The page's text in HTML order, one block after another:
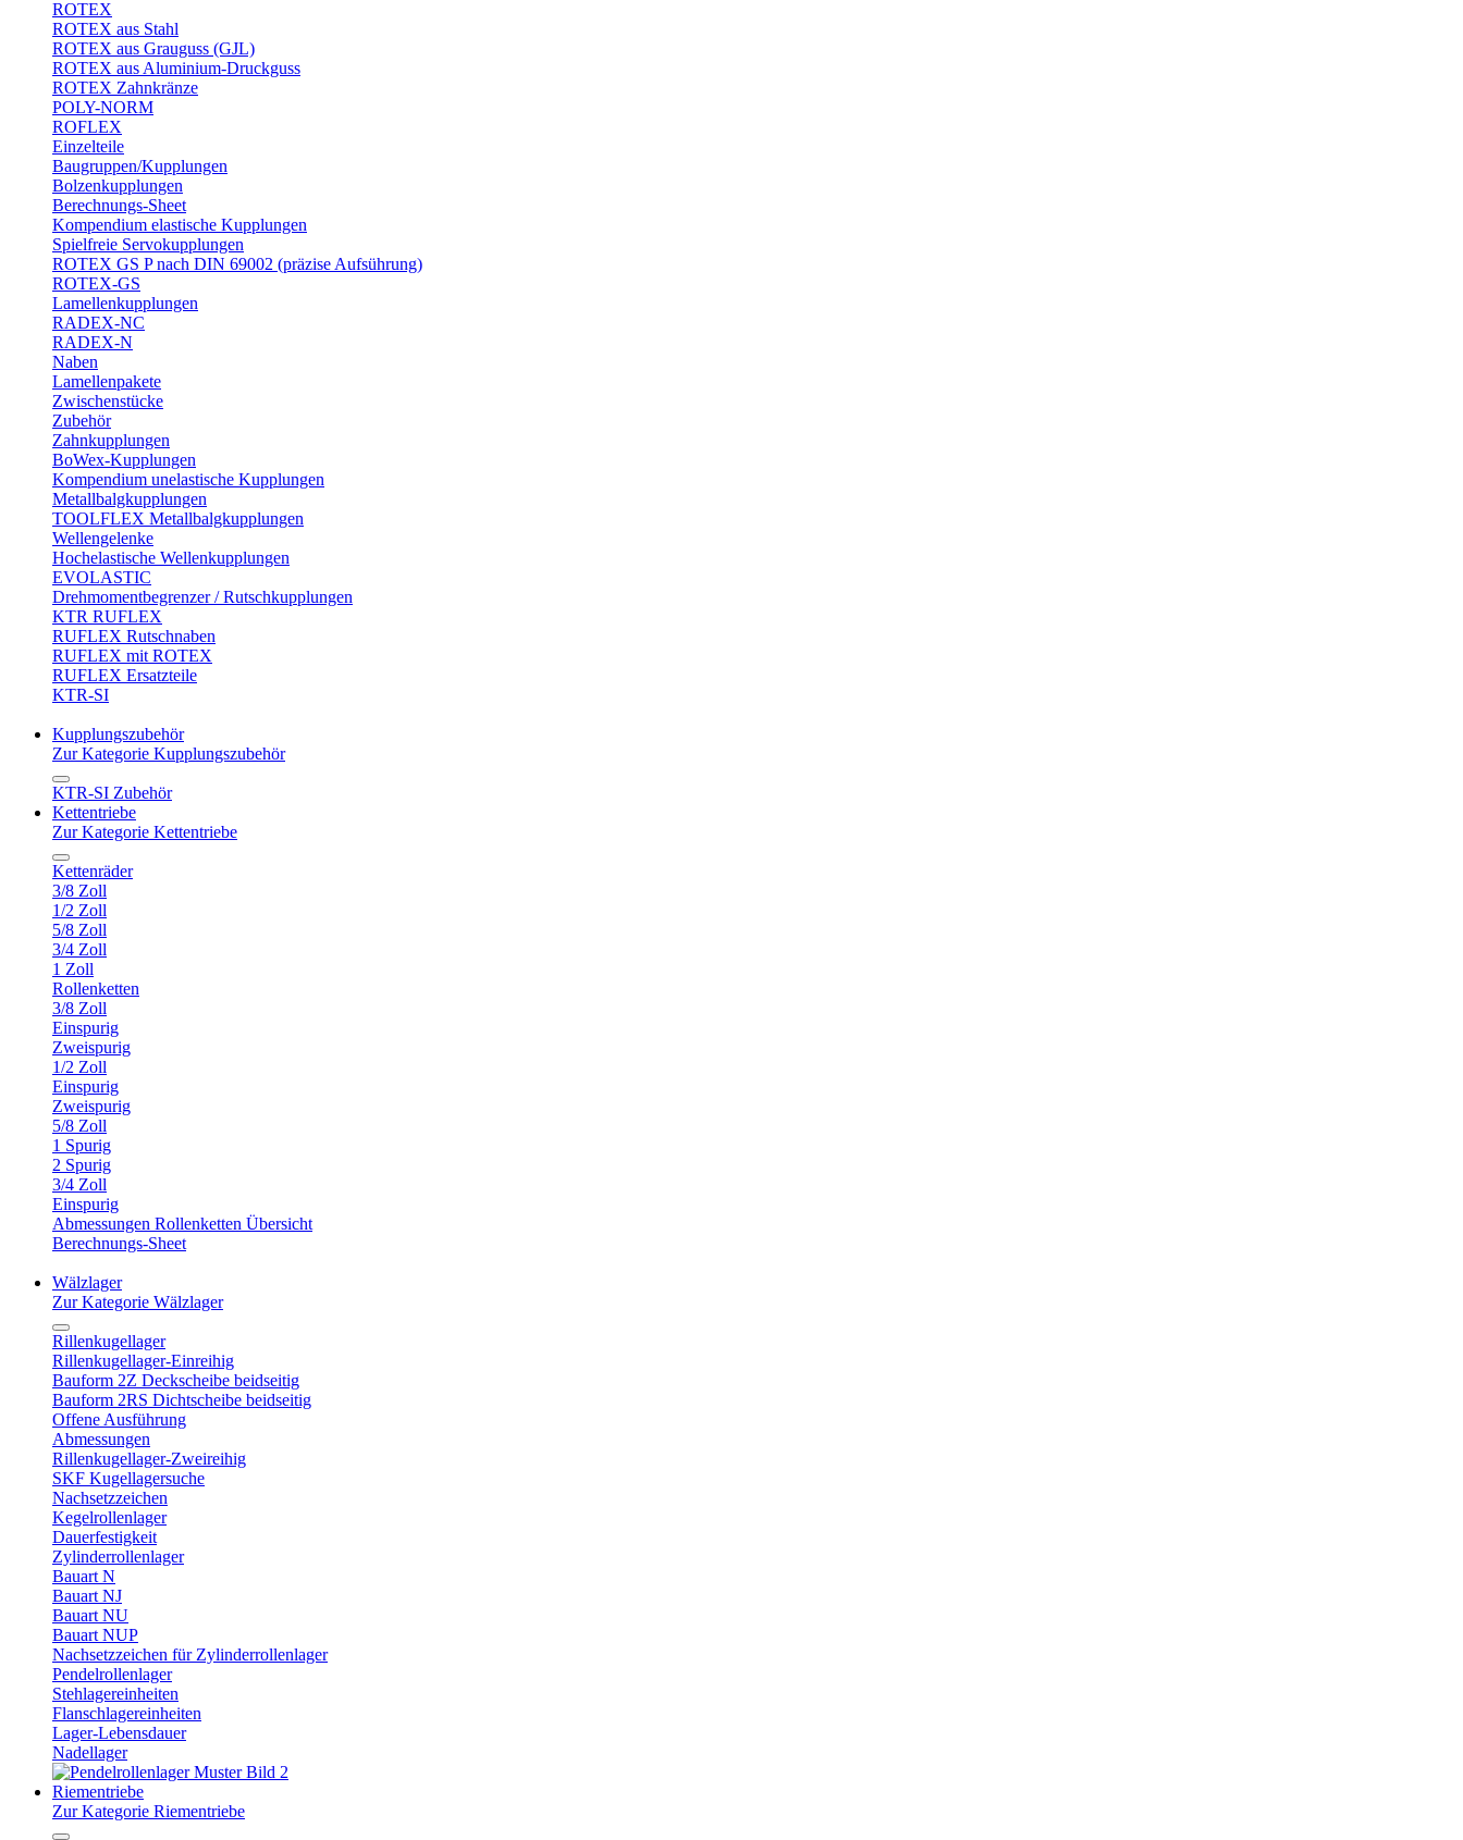
ROTEX
ROTEX aus Stahl
ROTEX aus Grauguss (GJL)
ROTEX aus Aluminium-Druckguss
ROTEX Zahnkränze
POLY-NORM
ROFLEX
Einzelteile
Baugruppen/Kupplungen
Bolzenkupplungen
Berechnungs-Sheet
Kompendium elastische Kupplungen
Spielfreie Servokupplungen
ROTEX GS P nach DIN 69002 (präzise Aufsührung)
ROTEX-GS
Lamellenkupplungen
RADEX-NC
RADEX-N
Naben
Lamellenpakete
Zwischenstücke
Zubehör
Zahnkupplungen
BoWex-Kupplungen
Kompendium unelastische Kupplungen
Metallbalgkupplungen
TOOLFLEX Metallbalgkupplungen
Wellengelenke
Hochelastische Wellenkupplungen
EVOLASTIC
Drehmomentbegrenzer / Rutschkupplungen
KTR RUFLEX
RUFLEX Rutschnaben
RUFLEX mit ROTEX
RUFLEX Ersatzteile
KTR-SI
Kupplungszubehör
Zur Kategorie Kupplungszubehör
KTR-SI Zubehör
Kettentriebe
Zur Kategorie Kettentriebe
Kettenräder
3/8 Zoll
1/2 Zoll
5/8 Zoll
3/4 Zoll
1 Zoll
Rollenketten
3/8 Zoll
Einspurig
Zweispurig
1/2 Zoll
Einspurig
Zweispurig
5/8 Zoll
1 Spurig
2 Spurig
3/4 Zoll
Einspurig
Abmessungen Rollenketten Übersicht
Berechnungs-Sheet
Wälzlager
Zur Kategorie Wälzlager
Rillenkugellager
Rillenkugellager-Einreihig
Bauform 2Z Deckscheibe beidseitig
Bauform 2RS Dichtscheibe beidseitig
Offene Ausführung
Abmessungen
Rillenkugellager-Zweireihig
SKF Kugellagersuche
Nachsetzzeichen
Kegelrollenlager
Dauerfestigkeit
Zylinderrollenlager
Bauart N
Bauart NJ
Bauart NU
Bauart NUP
Nachsetzzeichen für Zylinderrollenlager
Pendelrollenlager
Stehlagereinheiten
Flanschlagereinheiten
Lager-Lebensdauer
Nadellager
Riementriebe
Zur Kategorie Riementriebe